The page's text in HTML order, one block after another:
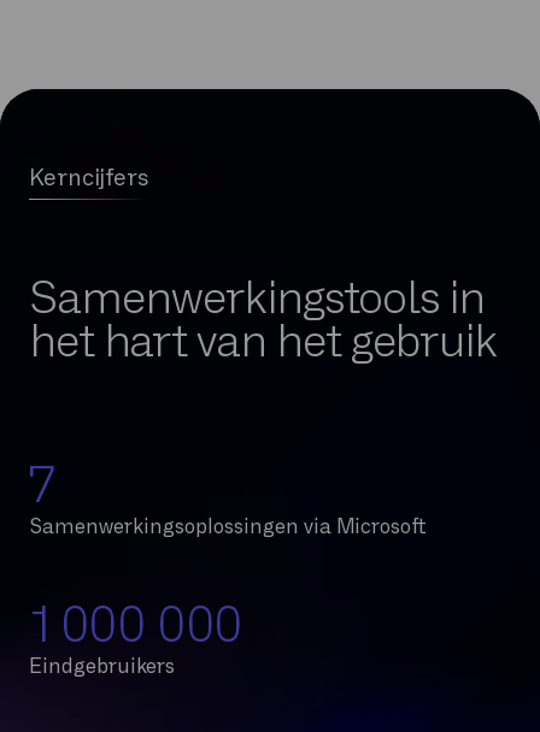
Kerncijfers
Samenwerkingstools in
het hart van het gebruik
8
Samenwerkingsoplossingen via Microsoft
1 000 000
Eindgebruikers